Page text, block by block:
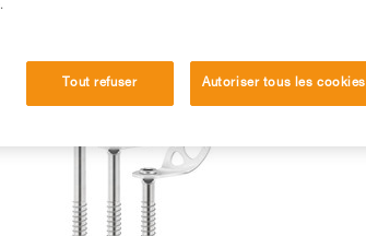
Tout refuser Autoriser tous les cookies